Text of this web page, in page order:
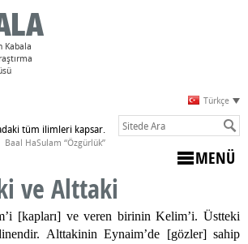
Kabala
Türkçe
tüm ilimleri kapsar.
Baal HaSulam “Özgürlük”
MENÜ
ve Alttaki
[kapları] ve veren birinin Kelim’i. Üstteki
Alttakinin Eynaim’de [gözler] sahip